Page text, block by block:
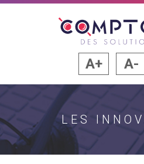
A+ A-
LES